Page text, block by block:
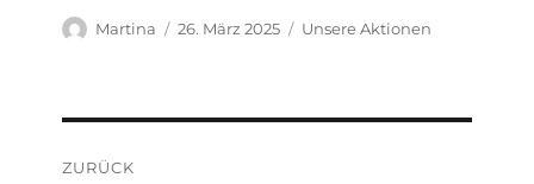
Autor
Martina
Veröffentlicht
26. März 2025 Kategorien
Unsere Aktionen
ZURÜCK